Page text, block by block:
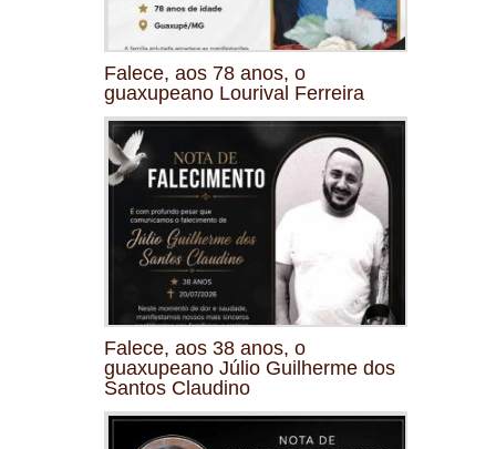
Falece, aos 78 anos, o
guaxupeano Lourival Ferreira
Falece, aos 38 anos, o
guaxupeano Júlio Guilherme dos
Santos Claudino